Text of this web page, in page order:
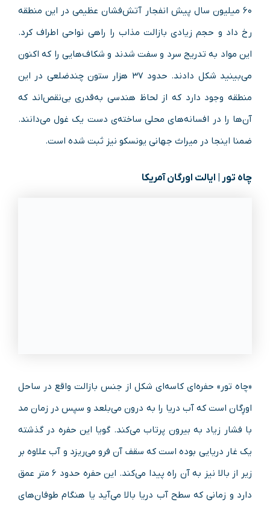
۶۰ میلیون سال پیش انفجار آتش‌فشان عظیمی در این منطقه
رخ داد و حجم زیادی بازالت مذاب را راهی نواحی اطراف کرد.
این مواد به تدریج سرد و سفت شدند و شکاف‌هایی را که اکنون
می‌بینید شکل دادند. حدود ۳۷ هزار ستون چندضلعی در این
منطقه وجود دارد که از لحاظ هندسی به‌قدری بی‌نقص‌اند که
آن‌ها را در افسانه‌های محلی ساخته‌ی دست یک غول می‌دانند.
ضمنا اینجا در میراث جهانی یونسکو نیز ثبت شده است.
چاه تور | ایالت اورگان آمریکا
«چاه تور» حفره‌ای کاسه‌ای‌ شکل از جنس بازالت واقع در ساحل
اورِگان است که آب دریا را به درون می‌بلعد و سپس در زمان مد
با فشار زیاد به بیرون پرتاب می‌کند. گویا این حفره در گذشته
یک غار دریایی بوده است که سقف آن فرو می‌ریزد و آب علاوه بر
زیر از بالا نیز به آن راه پیدا می‌کند. این حفره حدود ۶ متر عمق
دارد و زمانی که سطح آب دریا بالا می‌آید یا هنگام طوفان‌های